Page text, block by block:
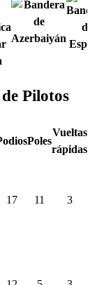
Pilotos
Poles
Vueltas
rápidas
17 11 3